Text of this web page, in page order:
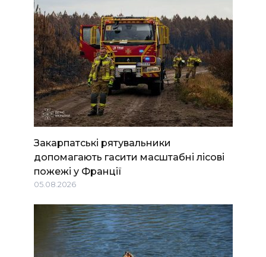
Закарпатські рятувальники
допомагають гасити масштабні лісові
пожежі у Франції
05.08.2026